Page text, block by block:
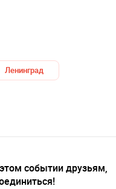
Ленинград
событии друзьям,